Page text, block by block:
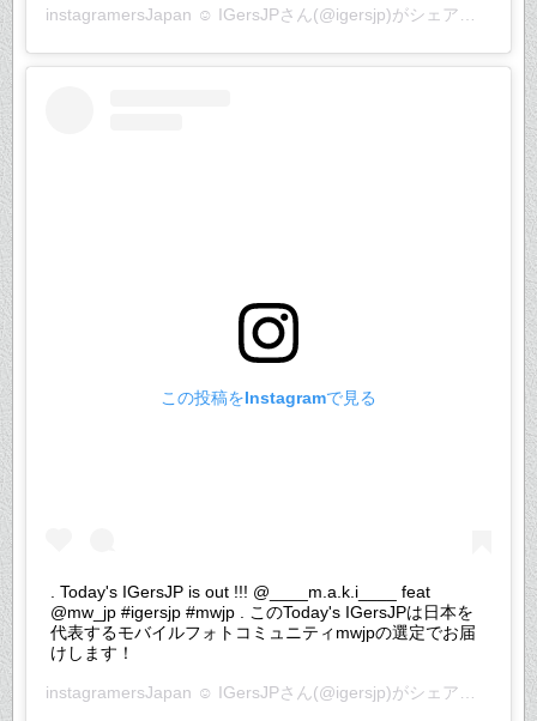
instagramersJapan ☺︎ IGersJPさん(@igersjp)がシェアした投稿 –
この投稿をInstagramで見る
. Today's IGersJP is out !!! @____m.a.k.i____ feat
@mw_jp #igersjp #mwjp . このToday's IGersJPは日本を
代表するモバイルフォトコミュニティmwjpの選定でお届
けします！
instagramersJapan ☺︎ IGersJPさん(@igersjp)がシェアした投稿 –